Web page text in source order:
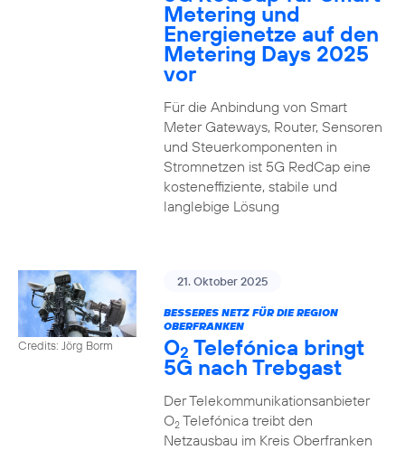
Metering und
Energienetze auf den
Metering Days 2025
vor
Für die Anbindung von Smart
Meter Gateways, Router, Sensoren
und Steuerkomponenten in
Stromnetzen ist 5G RedCap eine
kosteneffiziente, stabile und
langlebige Lösung
Credits: Jörg Borm
21. Oktober 2025
BESSERES NETZ FÜR DIE REGION
OBERFRANKEN
O2 Telefónica bringt
5G nach Trebgast
Der Telekommunikationsanbieter
O2Telefónica treibt den
Netzausbau im Kreis Oberfranken